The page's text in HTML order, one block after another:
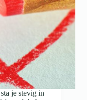
je stevig in